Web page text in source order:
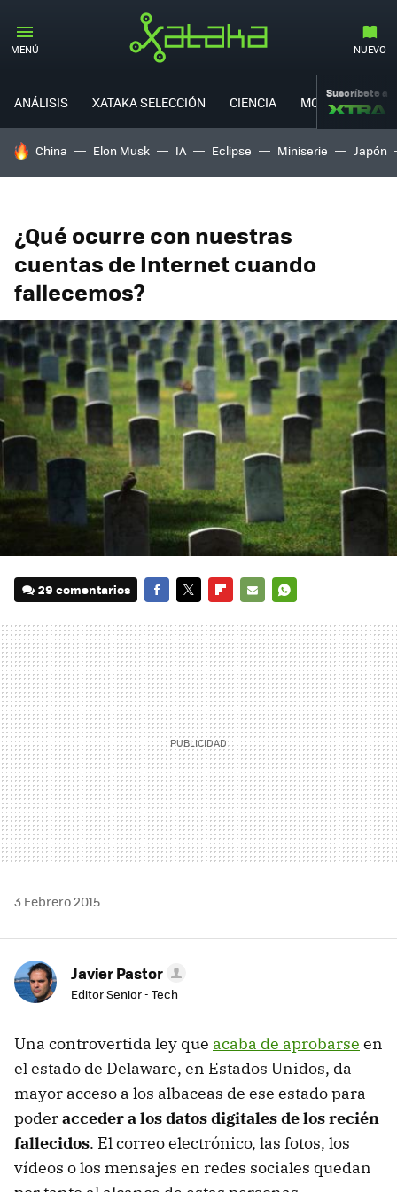
MENÚ NUEVO
ANÁLISIS XATAKA SELECCIÓN CIENCIA MOVILIDAD
Suscríbete a
HOY SE HABLA DE
China Elon Musk IA Eclipse Miniserie Japón
¿Qué ocurre con nuestras
cuentas de Internet cuando
fallecemos?
29 comentarios
MAIL
3 Febrero 2015
Javier Pastor
Editor Senior - Tech
Una controvertida ley que acaba de aprobarse en
el estado de Delaware, en Estados Unidos, da
mayor acceso a los albaceas de ese estado para
poderacceder a los datos digitales de los recién
fallecidos. El correo electrónico, las fotos, los
vídeos o los mensajes en redes sociales quedan